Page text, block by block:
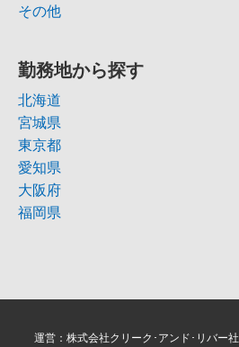
その他
勤務地から探す
北海道
宮城県
東京都
愛知県
大阪府
福岡県
運営：株式会社クリーク･アンド･リバー社